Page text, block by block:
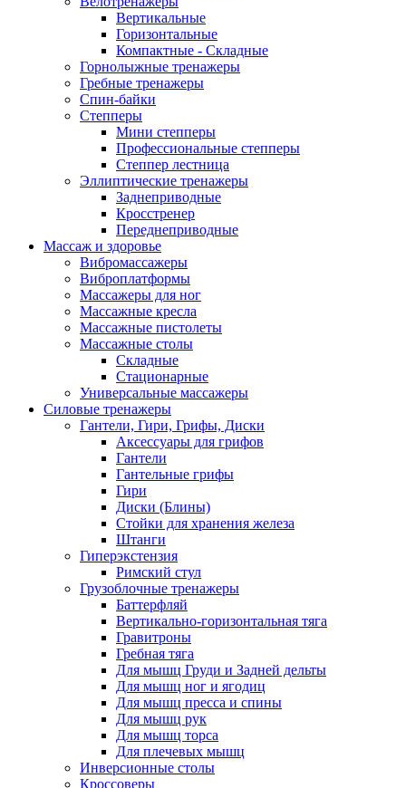
Вертикальные
Горизонтальные
Компактные - Складные
Горнолыжные тренажеры
Гребные тренажеры
Спин-байки
Степперы
Мини степперы
Профессиональные степперы
Степпер лестница
Эллиптические тренажеры
Заднеприводные
Кросстренер
Переднеприводные
Массаж и здоровье
Вибромассажеры
Виброплатформы
Массажеры для ног
Массажные кресла
Массажные пистолеты
Массажные столы
Складные
Стационарные
Универсальные массажеры
Силовые тренажеры
Гантели, Гири, Грифы, Диски
Аксессуары для грифов
Гантели
Гантельные грифы
Гири
Диски (Блины)
Стойки для хранения железа
Штанги
Гиперэкстензия
Римский стул
Грузоблочные тренажеры
Баттерфляй
Вертикально-горизонтальная тяга
Гравитроны
Гребная тяга
Для мышц Груди и Задней дельты
Для мышц ног и ягодиц
Для мышц пресса и спины
Для мышц рук
Для мышц торса
Для плечевых мышц
Инверсионные столы
Кроссоверы